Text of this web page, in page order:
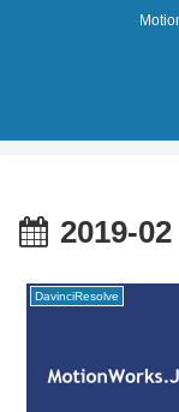
2019-02
DavinciResolve